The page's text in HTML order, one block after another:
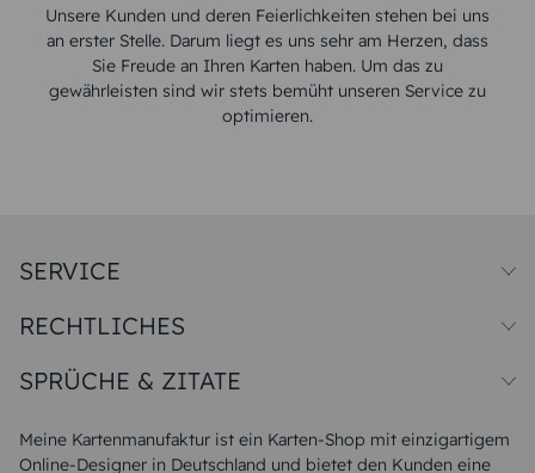
Unsere Kunden und deren Feierlichkeiten stehen bei uns
an erster Stelle. Darum liegt es uns sehr am Herzen, dass
Sie Freude an Ihren Karten haben. Um das zu
gewährleisten sind wir stets bemüht unseren Service zu
optimieren.
Meine Kartenmanufaktur ist ein Karten-Shop mit einzigartigem
Online-Designer in Deutschland und bietet den Kunden eine
SERVICE
Papiersorten
Unsere Produktion
Magazin
FAQ
RECHTLICHES
Widerrufsbelehrung
SPRÜCHE & ZITATE
Liebeskummer Sprüche